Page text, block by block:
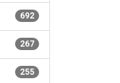
692
267
255